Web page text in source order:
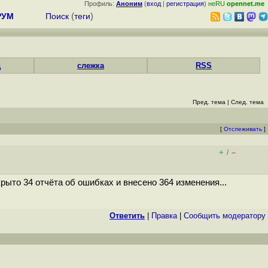
Профиль: Аноним (вход | регистрация) неRU opennet.me
Поиск (теги)
слежка RSS
Пред. тема | След. тема
[ Отслеживать ]
+ / –
34 отчёта об ошибках и внесено 364 изменения...
Ответить Правка| Cообщить модератору